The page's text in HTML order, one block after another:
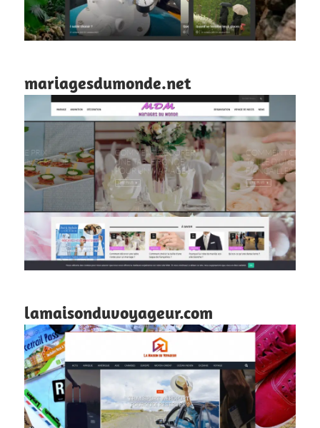
mariagesdumonde.net
lamaisonduvoyageur.com